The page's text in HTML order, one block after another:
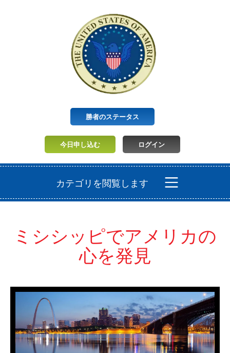
勝者のステータス
今日申し込む ログイン
カテゴリを閲覧します
ミシシッピでアメリカの
心を発見